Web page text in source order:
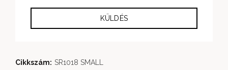
Cikkszám: SR1018 SMALL